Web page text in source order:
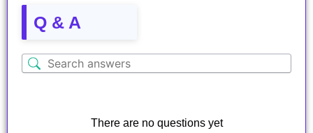
Q & A
There are no questions yet